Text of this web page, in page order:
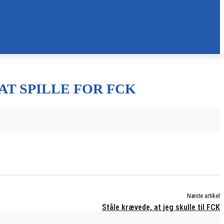
SPILLE FOR FCK
Næste artikel
Ståle krævede, at jeg skulle til FCK